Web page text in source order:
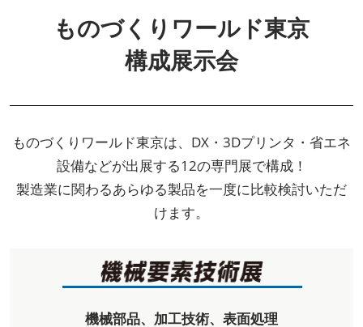
ものづくりワールド東京
構成展示会
ものづくりワールド東京は、DX・3Dプリンタ・省エネ
設備などが出展する12の専門展で構成！
製造業に関わるあらゆる製品を一度に比較検討いただ
けます。
機械部品、加工技術、表面処理